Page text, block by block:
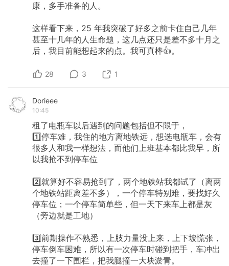
康，多手准备的人。
这样看下来，25 年我突破了好多之前卡住自己几年
甚至十几年的人生命题，这几点还只是差不多十月之
后，我目前能想起来的点。我可真棒👍。
28 3 1
Dorieee
10:45
租了电瓶车以后遇到的问题包括但不限于，
1️⃣停车难，我住的地方离地铁远，想选电瓶车，会有
很多人和我一样想法，而他们上班基本都比我早，所
以我抢不到停车位
2️⃣就算好不容易抢到了，两个地铁站我都试了（离两
个地铁站距离差不多），一个停车特别难，要找好久
停车位；一个停车简单些，但一天下来车上都是灰
（旁边就是工地）
3️⃣前期操作不熟悉，上肢力量没上来，上下坡慌张，
停车倒车困难，所以有一次停车时碰到把手，车冲出
去撞了一下围栏，把我腿撞一大块淤青。